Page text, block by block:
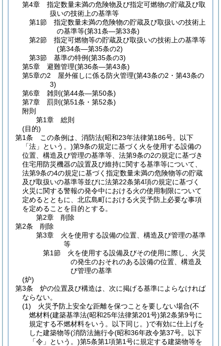
第4章
指定数量未満の危険物及び指定可燃物の貯蔵及び取
扱いの技術上の基準等
第1節
指定数量未満の危険物の貯蔵及び取扱いの技術上
の基準等(第31条―第33条)
第2節
指定可燃物等の貯蔵及び取扱いの技術上の基準等
(第34条―第35条の2)
第3節
基準の特例(第35条の3)
第5章
避難管理(第36条―第43条)
第5章の2
屋外催しに係る防火管理(第43条の2・第43条の
3)
第6章
雑則 (第44条―第50条)
第7章
罰則 (第51条・第52条)
附則
第1章
総則
(目的)
第1条
この条例は、消防法(昭和23年法律第186号。以下
「法」という。)第9条の規定に基づく火を使用する設備の
位置、構造及び管理の基準等、法第9条の2の規定に基づき
住宅用防災機器の設置及び維持に関する基準等について、
法第9条の4の規定に基づく指定数量未満の危険物等の貯蔵
及び取扱いの基準等並びに法第22条第4項の規定に基づく
火災に関する警報の発令中における火の使用制限について
定めるとともに、北広島町における火災予防上必要な事項
を定めることを目的とする。
第2章
削除
第2条
削除
第3章
火を使用する設備の位置、構造及び管理の基準
等
第1節
火を使用する設備及びその使用に際し、火災
の発生のおそれのある設備の位置、構造及
び管理の基準
(炉)
第3条
炉の位置及び構造は、次に掲げる基準によらなければ
ならない。
(1)
火災予防上安全な距離を保つことを要しない場合(不
燃材料(建築基準法(昭和25年法律第201号)第2条第9号に
規定する不燃材料をいう。以下同じ。)で有効に仕上げを
した建築物等(消防法施行令(昭和36年政令第37号。以下
「令」という。)第5条第1項第1号に規定する建築物等を